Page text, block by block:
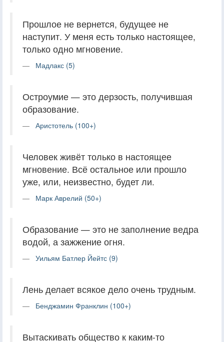
Прошлое не вернется, будущее не
наступит. У меня есть только настоящее,
только одно мгновение.
Мадлакс (5)
Остроумие — это дерзость, получившая
образование.
Аристотель (100+)
Человек живёт только в настоящее
мгновение. Всё остальное или прошло
уже, или, неизвестно, будет ли.
Марк Аврелий (50+)
Образование — это не заполнение ведра
водой, а зажжение огня.
Уильям Батлер Йейтс (9)
Лень делает всякое дело очень трудным.
Бенджамин Франклин (100+)
Вытаскивать общество к каким-то